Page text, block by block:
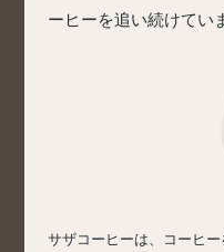
ーヒーを追い続けてい
サザコーヒーは、コーヒー